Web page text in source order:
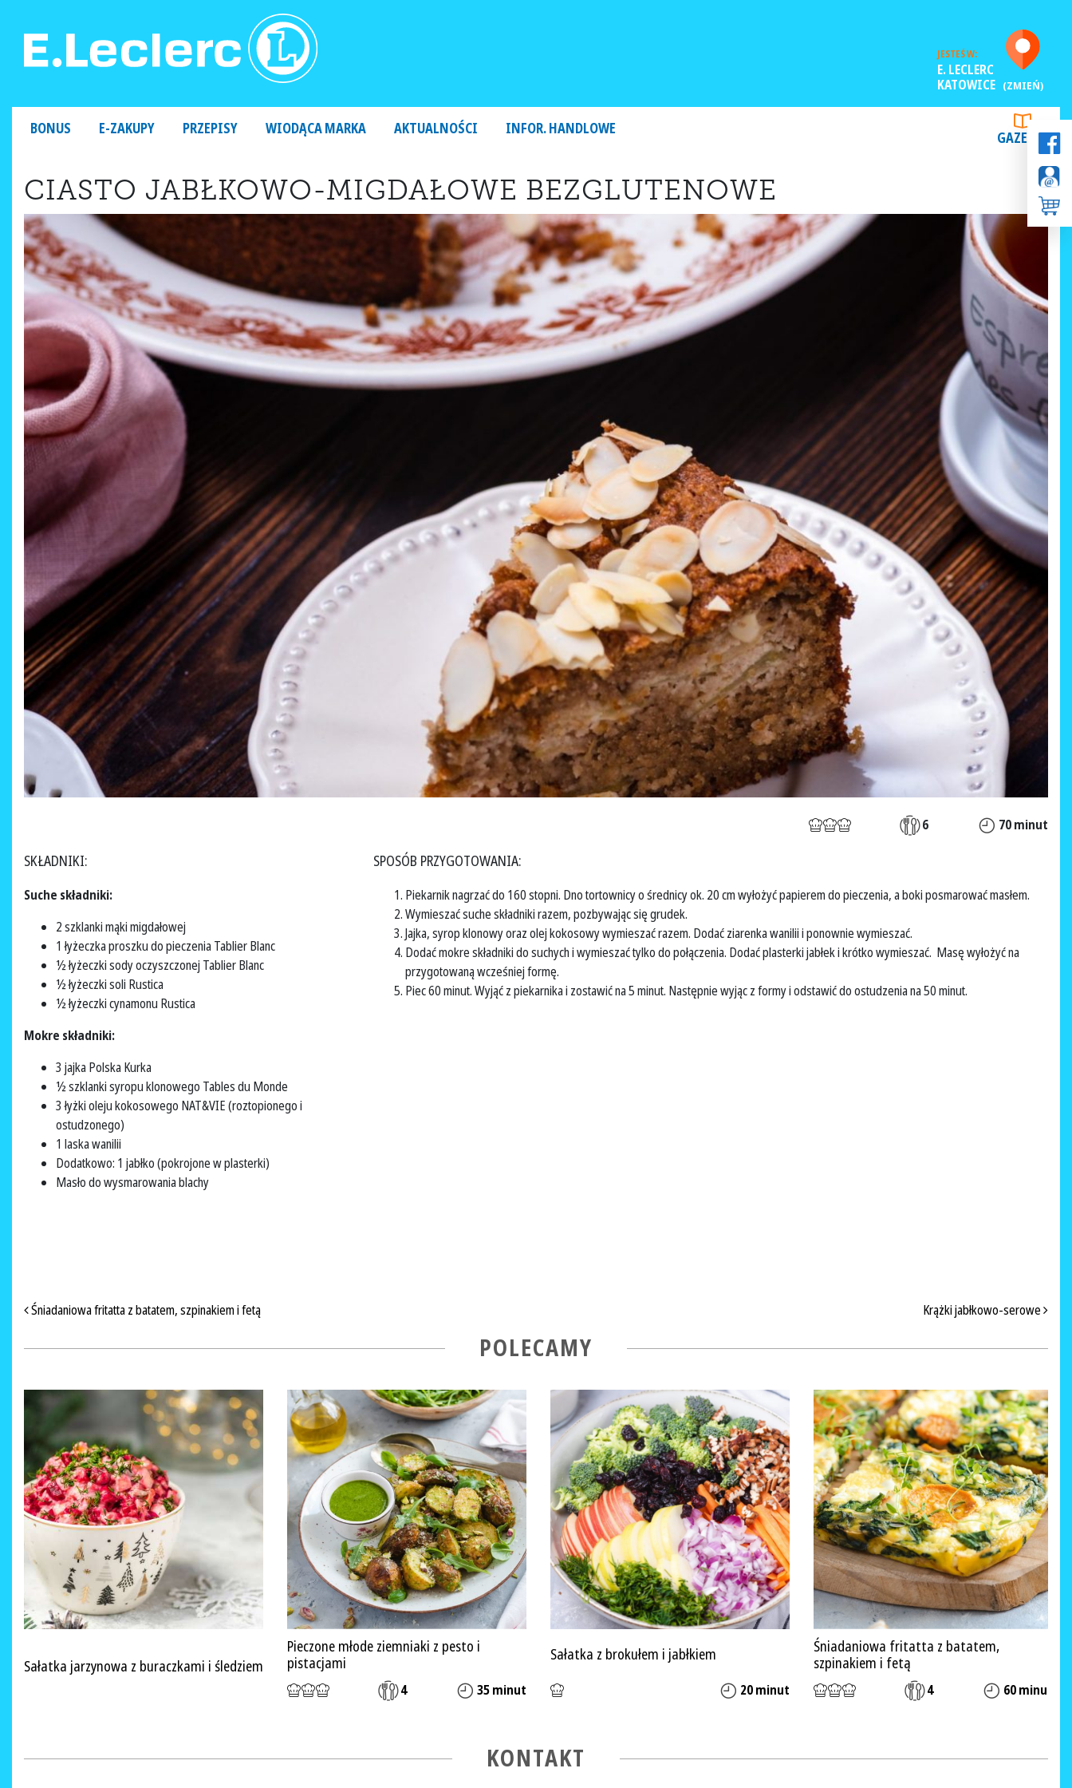
JESTEŚ W:
E. LECLERC
KATOWICE (ZMIEŃ)
BONUS E-ZAKUPY PRZEPISY WIODĄCA MARKA AKTUALNOŚCI INFOR. HANDLOWE GAZETKI
CIASTO JABŁKOWO-MIGDAŁOWE BEZGLUTENOWE
6 70 minut
SKŁADNIKI:
Suche składniki:
2 szklanki mąki migdałowej
1 łyżeczka proszku do pieczenia Tablier Blanc
½ łyżeczki sody oczyszczonej Tablier Blanc
½ łyżeczki soli Rustica
½ łyżeczki cynamonu Rustica
Mokre składniki:
3 jajka Polska Kurka
½ szklanki syropu klonowego Tables du Monde
3 łyżki oleju kokosowego NAT&VIE (roztopionego i
ostudzonego)
1 laska wanilii
Dodatkowo: 1 jabłko (pokrojone w plasterki)
Masło do wysmarowania blachy
SPOSÓB PRZYGOTOWANIA:
Piekarnik nagrzać do 160 stopni. Dno tortownicy o średnicy ok. 20 cm wyłożyć papierem do pieczenia, a boki posmarować masłem.
Wymieszać suche składniki razem, pozbywając się grudek.
Jajka, syrop klonowy oraz olej kokosowy wymieszać razem. Dodać ziarenka wanilii i ponownie wymieszać.
Dodać mokre składniki do suchych i wymieszać tylko do połączenia. Dodać plasterki jabłek i krótko wymieszać. Masę wyłożyć na
przygotowaną wcześniej formę.
Piec 60 minut. Wyjąć z piekarnika i zostawić na 5 minut. Następnie wyjąc z formy i odstawić do ostudzenia na 50 minut.
NAWIGACJA PO ARTYKUŁACH
Śniadaniowa fritatta z batatem, szpinakiem i fetą Krążki jabłkowo-serowe
POLECAMY
Sałatka jarzynowa z buraczkami i śledziem
Pieczone młode ziemniaki z pesto i
pistacjami
4 35 minut
Sałatka z brokułem i jabłkiem
20 minut
Śniadaniowa fritatta z batatem,
szpinakiem i fetą
4 60 minut
KONTAKT